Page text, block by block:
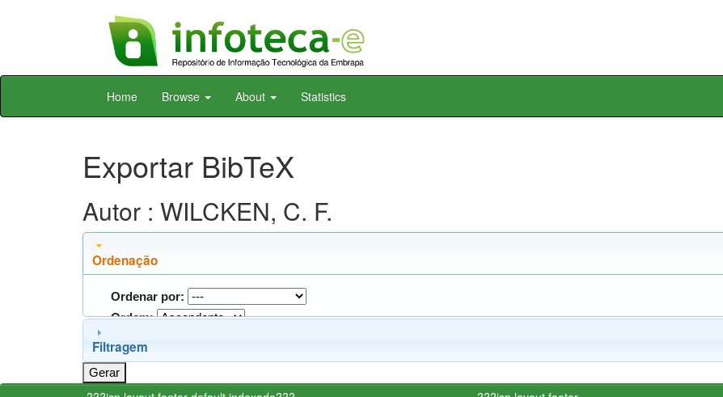
Skip
Home Browse About Statistics
Exportar BibTeX
Autor : WILCKEN, C. F.
Ordenação
Ordenar por:
Ordem:
Filtragem